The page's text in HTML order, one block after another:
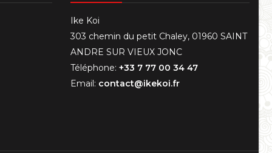
Ike Koi
303 chemin du petit Chaley, 01960 SAINT
ANDRE SUR VIEUX JONC
Téléphone: +33 7 77 00 34 47
Email: contact@ikekoi.fr